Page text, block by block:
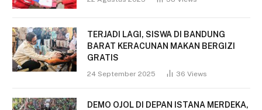
TERJADI LAGI, SISWA DI BANDUNG
BARAT KERACUNAN MAKAN BERGIZI
GRATIS
24 September 2025 36 Views
DEMO OJOL DI DEPAN ISTANA MERDEKA,